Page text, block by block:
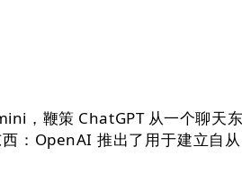
，鞭策 ChatGPT 从一个聊天
：OpenAI 推出了用于建立自